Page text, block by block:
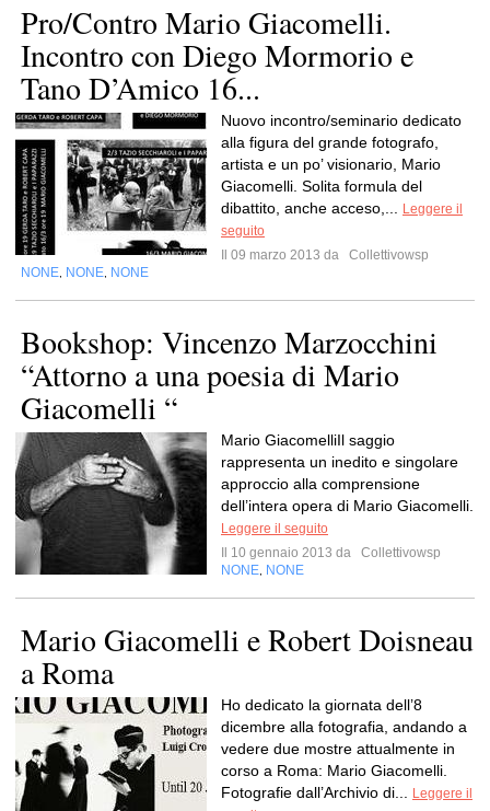
Pro/Contro Mario Giacomelli.
Incontro con Diego Mormorio e
Tano D’Amico 16...
Nuovo incontro/seminario dedicato
alla figura del grande fotografo,
artista e un po’ visionario, Mario
Giacomelli. Solita formula del
dibattito, anche acceso,...
Leggere il
seguito
Il 09 marzo 2013 da
Collettivowsp
NONE NONE NONE
Bookshop: Vincenzo Marzocchini
“Attorno a una poesia di Mario
Giacomelli “
Mario GiacomelliIl saggio
rappresenta un inedito e singolare
approccio alla comprensione
dell’intera opera di Mario Giacomelli.
Leggere il seguito
Il 10 gennaio 2013 da
Collettivowsp
NONE NONE
Mario Giacomelli e Robert Doisneau
a Roma
Ho dedicato la giornata dell’8
dicembre alla fotografia, andando a
vedere due mostre attualmente in
corso a Roma: Mario Giacomelli.
Fotografie dall’Archivio di...
Leggere il